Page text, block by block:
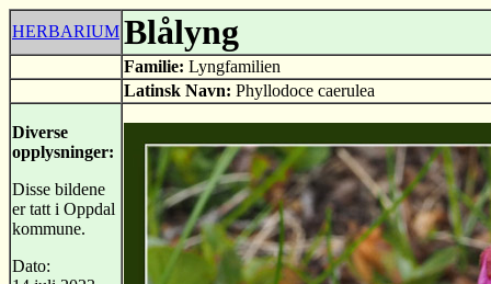
HERBARIUM Blålyng
Familie: Lyngfamilien
Latinsk Navn: Phyllodoce caerulea
Diverse
opplysninger:
Disse bildene
er tatt i Oppdal
kommune.
Dato: